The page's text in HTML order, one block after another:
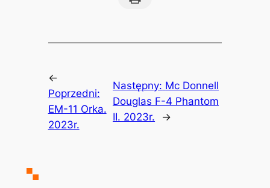
←
Poprzedni:
EM-11 Orka.
2023r.
Następny: Mc Donnell
Douglas F-4 Phantom
II. 2023r.
→